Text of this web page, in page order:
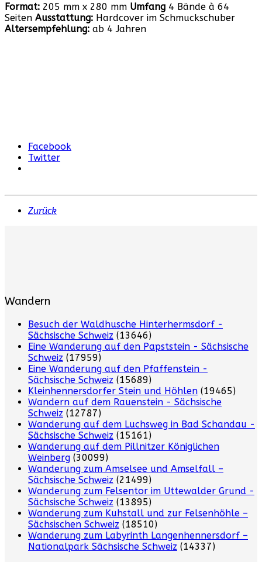
Format: 205 mm x 280 mm Umfang 4 Bände à 64
Seiten Ausstattung: Hardcover im Schmuckschuber
Altersempfehlung: ab 4 Jahren
Facebook
Twitter
Zurück
Wandern
Besuch der Waldhusche Hinterhermsdorf -
Sächsische Schweiz (13646)
Eine Wanderung auf den Papststein - Sächsische
Schweiz (17959)
Eine Wanderung auf den Pfaffenstein -
Sächsische Schweiz (15689)
Kleinhennersdorfer Stein und Höhlen (19465)
Wandern auf dem Rauenstein - Sächsische
Schweiz (12787)
Wanderung auf dem Luchsweg in Bad Schandau -
Sächsische Schweiz (15161)
Wanderung auf dem Pillnitzer Königlichen
Weinberg (30099)
Wanderung zum Amselsee und Amselfall –
Sächsische Schweiz (21499)
Wanderung zum Felsentor im Uttewalder Grund -
Sächsische Schweiz (13895)
Wanderung zum Kuhstall und zur Felsenhöhle –
Sächsischen Schweiz (18510)
Wanderung zum Labyrinth Langenhennersdorf –
Nationalpark Sächsische Schweiz (14337)